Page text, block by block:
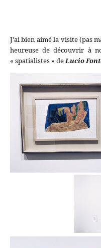
J’ai bien aimé la visite (pas
heureuse de découvrir à
« spatialistes » deLucio